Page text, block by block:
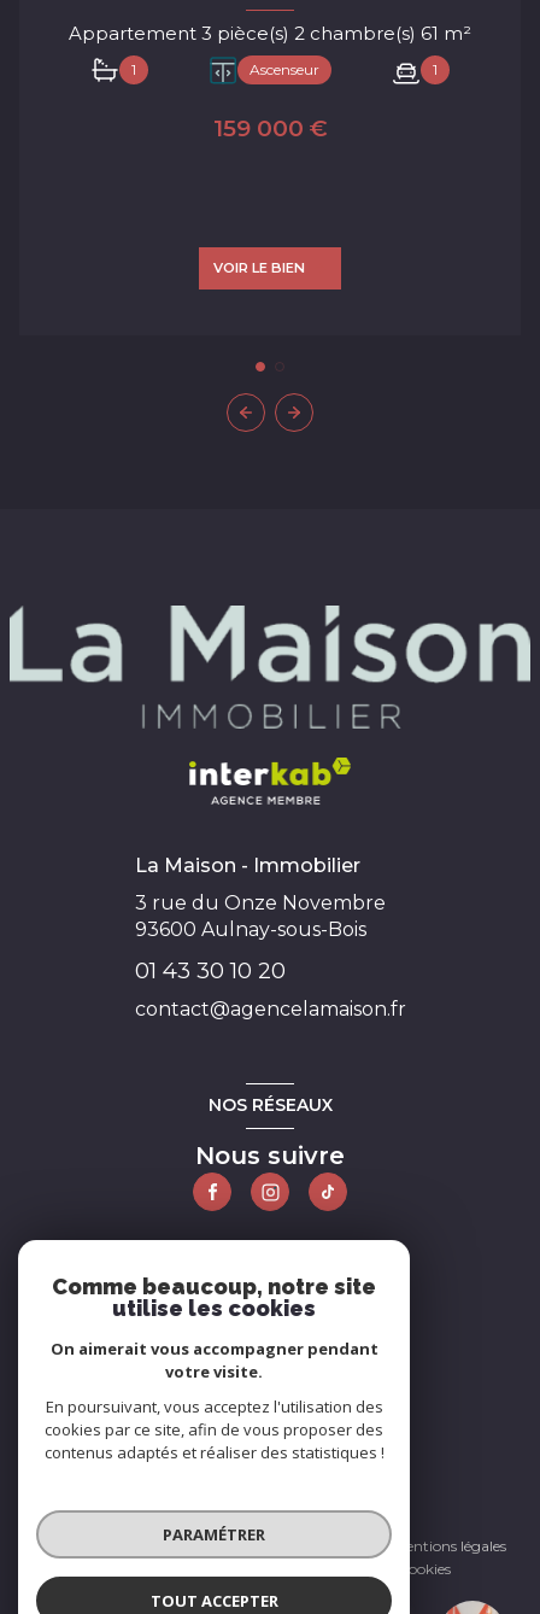
Appartement 3 pièce(s) 2 chambre(s) 61 m²
1 Ascenseur 1
159 000 €
VOIR LE BIEN
La Maison - Immobilier
3 rue du Onze Novembre
93600 Aulnay-sous-Bois
01 43 30 10 20
contact@agencelamaison.fr
NOS RÉSEAUX
Nous suivre
ADHÉRENTS
© 2026 | Tous droits réservés
Nos honoraires
Nos partenaires
Mentions légales
Cookies
Comme beaucoup, notre site
utilise les cookies
On aimerait vous accompagner pendant
votre visite.
En poursuivant, vous acceptez l'utilisation des
cookies par ce site, afin de vous proposer des
contenus adaptés et réaliser des statistiques !
PARAMÉTRER
TOUT ACCEPTER